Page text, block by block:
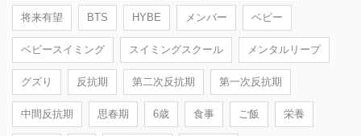
将来有望 BTS HYBE メンバー ベビー
ベビースイミング スイミングスクール メンタルリープ
グズり 反抗期 第二次反抗期 第一次反抗期
中間反抗期 思春期 6歳 食事 ご飯 栄養